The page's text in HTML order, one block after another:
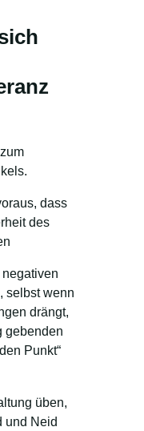
dass
des
selbst wenn
drängt,
gebenden
Punkt“
üben,
und Neid